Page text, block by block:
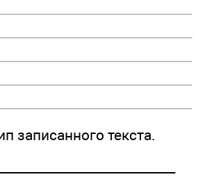
записанного текста.